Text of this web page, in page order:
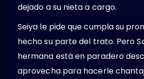
dejado a su nieta a cargo.
Seiya le pide que cumpla su
hecho su parte del trato. Pero
hermana está en paradero
aprovecha para hacerle